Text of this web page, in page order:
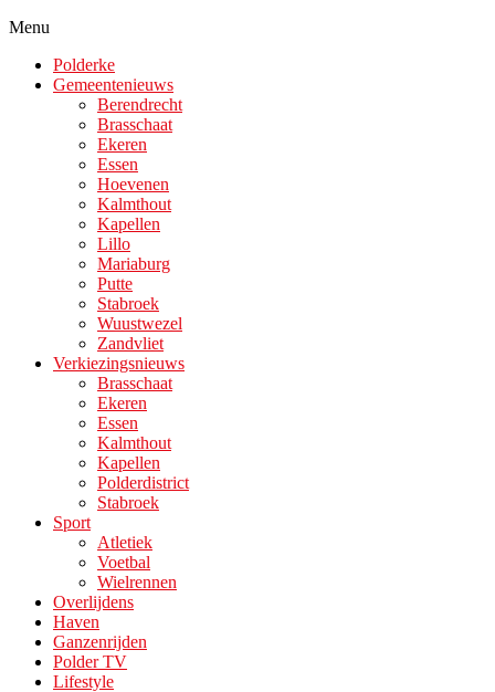
Menu
Polderke
Gemeentenieuws
Berendrecht
Brasschaat
Ekeren
Essen
Hoevenen
Kalmthout
Kapellen
Lillo
Mariaburg
Putte
Stabroek
Wuustwezel
Zandvliet
Verkiezingsnieuws
Brasschaat
Ekeren
Essen
Kalmthout
Kapellen
Polderdistrict
Stabroek
Sport
Atletiek
Voetbal
Wielrennen
Overlijdens
Haven
Ganzenrijden
Polder TV
Lifestyle